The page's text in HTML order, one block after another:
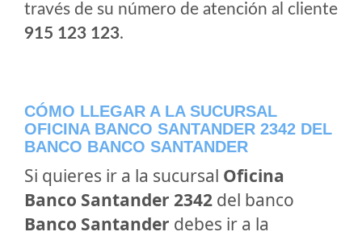
través de su número de atención al cliente
915 123 123.
CÓMO LLEGAR A LA SUCURSAL
OFICINA BANCO SANTANDER 2342 DEL
BANCO BANCO SANTANDER
Si quieres ir a la sucursal Oficina
Banco Santander 2342 del banco
Banco Santander debes ir a la